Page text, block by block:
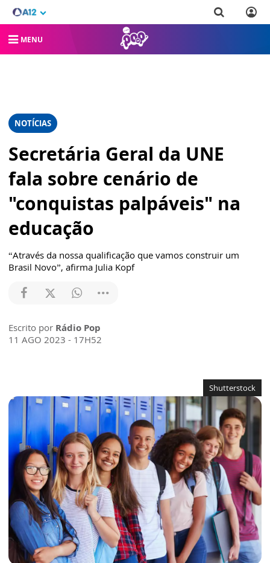
MENU
NOTÍCIAS
Secretária Geral da UNE
fala sobre cenário de
"conquistas palpáveis" na
educação
“Através da nossa qualificação que vamos construir um
Brasil Novo”, afirma Julia Kopf
Escrito por Rádio Pop
11 AGO 2023 - 17H52
Shutterstock